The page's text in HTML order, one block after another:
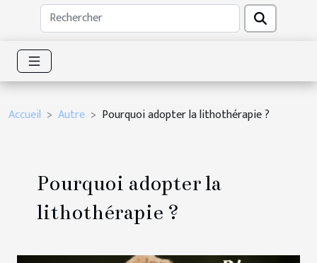
Accueil Autre Pourquoi adopter la lithothérapie ?
Pourquoi adopter la
lithothérapie ?